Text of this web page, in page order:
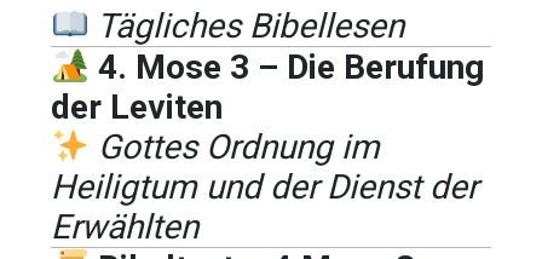
Tägliches Bibellesen
4. Mose 3 – Die Berufung
der Leviten
Gottes Ordnung im
Heiligtum und der Dienst der
Erwählten